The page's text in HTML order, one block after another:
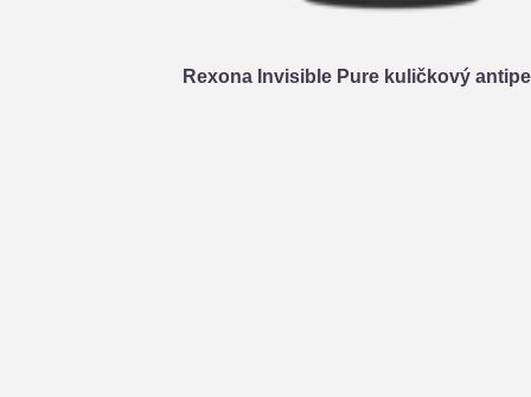
Rexona Invisible Pure kuličkový